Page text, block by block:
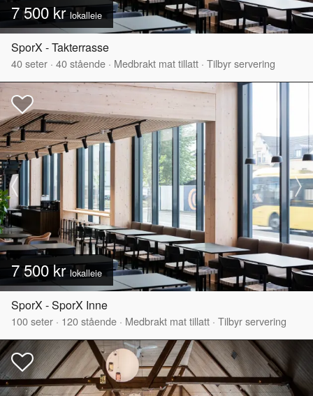
7 500 krlokalleie
SporX - Takterrasse
40seter · 40stående · Medbrakt mat tillatt · Tilbyr servering
7 500 krlokalleie
SporX - SporX Inne
100seter · 120stående · Medbrakt mat tillatt · Tilbyr servering